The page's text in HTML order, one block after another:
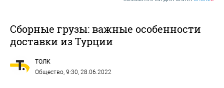
Сборные грузы: важные особенности
доставки из Турции
ТОЛК
Общество, 9:30, 28.06.2022